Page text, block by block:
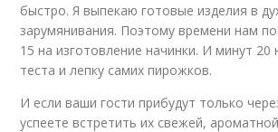
быстро. Я выпекаю готовые изделия в
зарумянивания. Поэтому времени нам
15 на изготовление начинки. И минут 20
теста и лепку самих пирожков.
И если ваши гости прибудут только
успеете встретить их свежей,